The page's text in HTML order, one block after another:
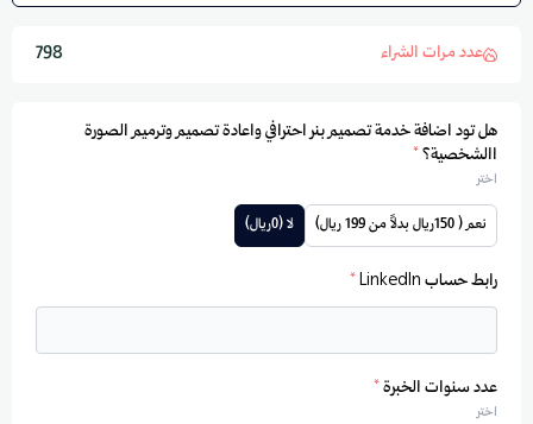
عدد مرات الشراء 798
هل تود اضافة خدمة تصميم بنر احترافي واعادة تصميم وترميم الصورة
االشخصية؟*
اختر
نعم ( 150ريال بدلاً من 199 ريال) لا (0ريال)
رابط حساب LinkedIn *
عدد سنوات الخبرة*
اختر